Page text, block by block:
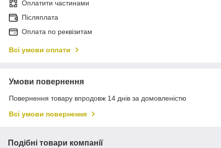
Оплатити частинами
Післяплата
Оплата по реквізитам
Всі умови оплати
Умови повернення
Повернення товару впродовж 14 днів за домовленістю
Всі умови повернення
Подібні товари компанії